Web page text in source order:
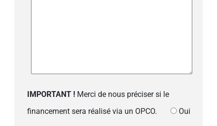
IMPORTANT ! Merci de nous préciser si le
financement sera réalisé via un OPCO.
Oui